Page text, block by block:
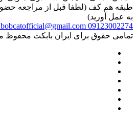
طبقه هم کف (لطفا قبل از مراجعه
به عمل آورید)
09123002274
تمامی حقوق برای ایران بابکت محفوظ